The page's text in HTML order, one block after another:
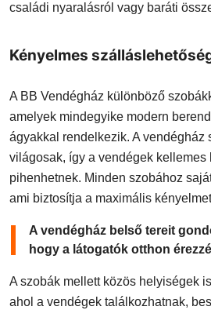
családi nyaralásról vagy baráti
Kényelmes
A BB Vendégház különböző
amelyek mindegyike modern
ágyakkal rendelkezik. A vendégház
világosak, így a vendégek kellemes
pihenhetnek. Minden szobához
ami biztosítja a maximális
A vendégház belső tereit
hogy a látogatók otthon
A szobák mellett közös helyiségek
ahol a vendégek találkozhatnak,